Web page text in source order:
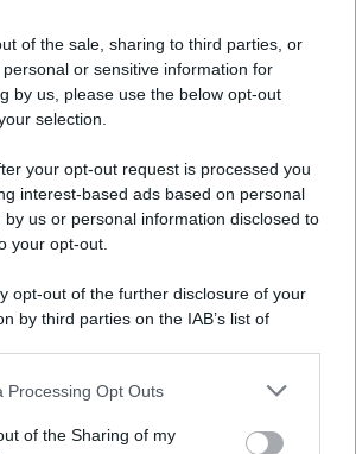
of the sale, sharing to third parties, or
or sensitive information for
by us, please use the below opt-out
selection.
your opt-out request is processed you
interest-based ads based on personal
by us or personal information disclosed to
your opt-out.
opt-out of the further disclosure of your
by third parties on the IAB’s list of
also be disclosed by us to third parties
third parties.
Processing Opt Outs
of the Sharing of my
un villaggio turistico last
questi aspetti fondamentali
poi temporali e
indicano le previsioni
un motivo in più